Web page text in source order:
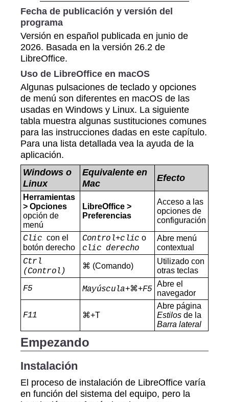
Fecha de publicación y versión del
programa
Versión en español publicada en junio de
2026. Basada en la versión 26.2 de
LibreOffice.
Uso de LibreOffice en macOS
Algunas pulsaciones de teclado y opciones
de menú son diferentes en macOS de las
usadas en Windows y Linux. La siguiente
tabla muestra algunas sustituciones comunes
para las instrucciones dadas en este capítulo.
Para una lista detallada vea la ayuda de la
aplicación.
Windows o
Linux
Equivalente en
Mac
Efecto
Herramientas
> Opciones
opción de
menú
LibreOffice >
Preferencias
Acceso a las
opciones de
configuración
Cliccon el
botón derecho
Control+clic o
clic derecho
Abre menú
contextual
Ctrl
(Control)
⌘ (Comando)
Utilizado con
otras teclas
F5 Mayúscula+⌘+F5
Abre el
navegador
F11 ⌘+T
Abre página
Estilosde la
Barra lateral
Empezando
Instalación
El proceso de instalación de LibreOffice varía
en función del sistema del equipo, pero la